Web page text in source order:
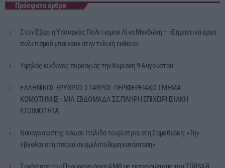
Πρόσφατα άρθρα
Στον Έβρο η Υπουργός Πολιτισμού Λίνα Μενδώνη – «Σημαντικά έργα
πολιτισμού μπαίνουν στην τελική ευθεία»
Υψηλός κίνδυνος πυρκαγιάς την Κυριακή 9 Αυγούστου
ΕΛΛΗΝΙΚΟΣ ΕΡΥΘΡΟΣ ΣΤΑΥΡΟΣ-ΠΕΡΙΦΕΡΕΙΑΚΟ ΤΜΗΜΑ
ΚΟΜΟΤΗΝΗΣ : ΜΙΑ ΕΒΔΟΜΑΔΑ ΣΕ ΠΛΗΡΗ ΕΠΙΧΕΙΡΗΣΙΑΚΗ
ΕΤΟΙΜΟΤΗΤΑ
Ναυαγοσώστης έσωσε Ιταλίδα τουρίστρια στη Σαμοθράκη: «Την
έβγαλαν στη στεριά σε ημιλιπόθυμη κατάσταση»